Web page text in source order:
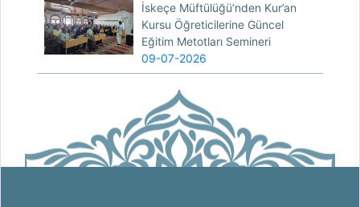
İskeçe Müftülüğü’nden Kur’an
Kursu Öğreticilerine Güncel
Eğitim Metotları Semineri
09-07-2026